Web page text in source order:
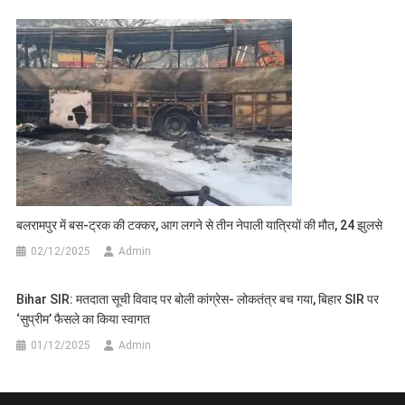
बलरामपुर में बस-ट्रक की टक्कर, आग लगने से तीन नेपाली यात्रियों की मौत, 24 झुलसे
02/12/2025 Admin
Bihar SIR: मतदाता सूची विवाद पर बोली कांग्रेस- लोकतंत्र बच गया, बिहार SIR पर
‘सुप्रीम’ फैसले का किया स्वागत
01/12/2025 Admin